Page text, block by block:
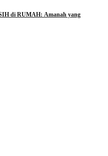
di RUMAH: Amanah yang